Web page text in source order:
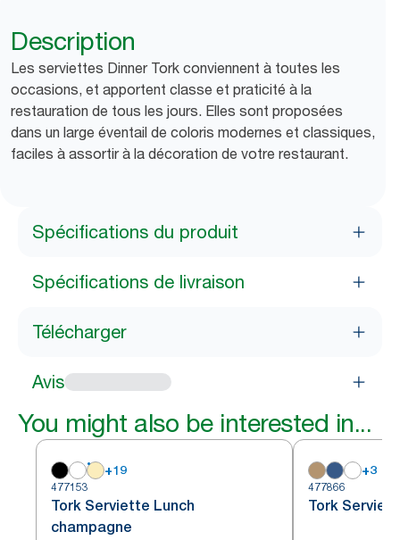
Description
Les serviettes Dinner Tork conviennent à toutes les
occasions, et apportent classe et praticité à la
restauration de tous les jours. Elles sont proposées
dans un large éventail de coloris modernes et classiques,
faciles à assortir à la décoration de votre restaurant.
Spécifications du produit
Spécifications de livraison
Télécharger
Avis
You might also be interested in...
+19
477153
Tork Serviette Lunch
champagne
+3
477866
Tork